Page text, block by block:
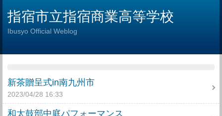
指宿市立指宿商業高等学校
Ibusyo Official Weblog
新茶贈呈式in南九州市
2023/04/28 16:33
和太鼓部中庭パフォーマンス